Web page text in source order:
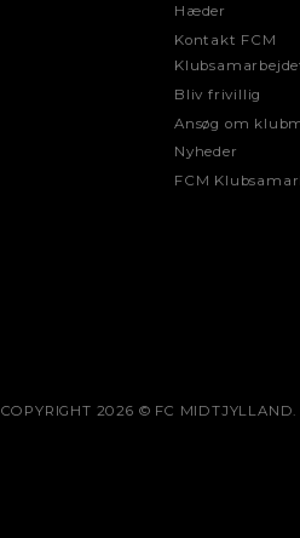
Hæder
Kontakt FCM
Bliv frivillig
Ansøg om
Nyheder
FCM
COPYRIGHT 2026 © FC MIDTJYLLAND.